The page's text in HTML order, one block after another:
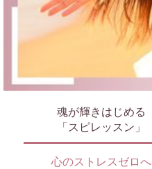
魂が輝きはじめる
「スピレッスン」
心のストレスゼロへ